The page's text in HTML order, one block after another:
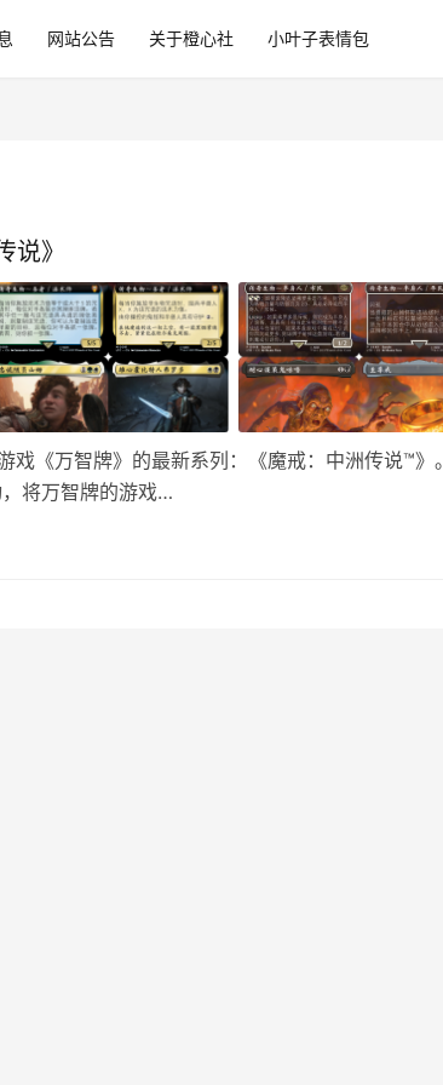
网站公告 关于橙心社 小叶子表情包
说》
《万智牌》的最新系列：《魔戒：中洲传说™》。
将万智牌的游戏…